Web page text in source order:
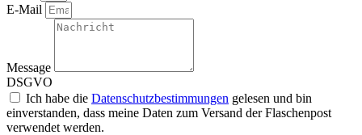
E-Mail
Message
DSGVO
Ich habe die Datenschutzbestimmungen gelesen und bin
einverstanden, dass meine Daten zum Versand der Flaschenpost
verwendet werden.